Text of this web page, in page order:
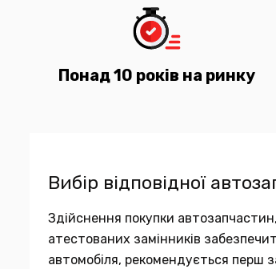
Понад 10 років на ринку
Вибір відповідної
Здійснення покупки
атестованих замінників
автомобіля, рекомендується перш